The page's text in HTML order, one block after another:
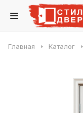
Главная Каталог